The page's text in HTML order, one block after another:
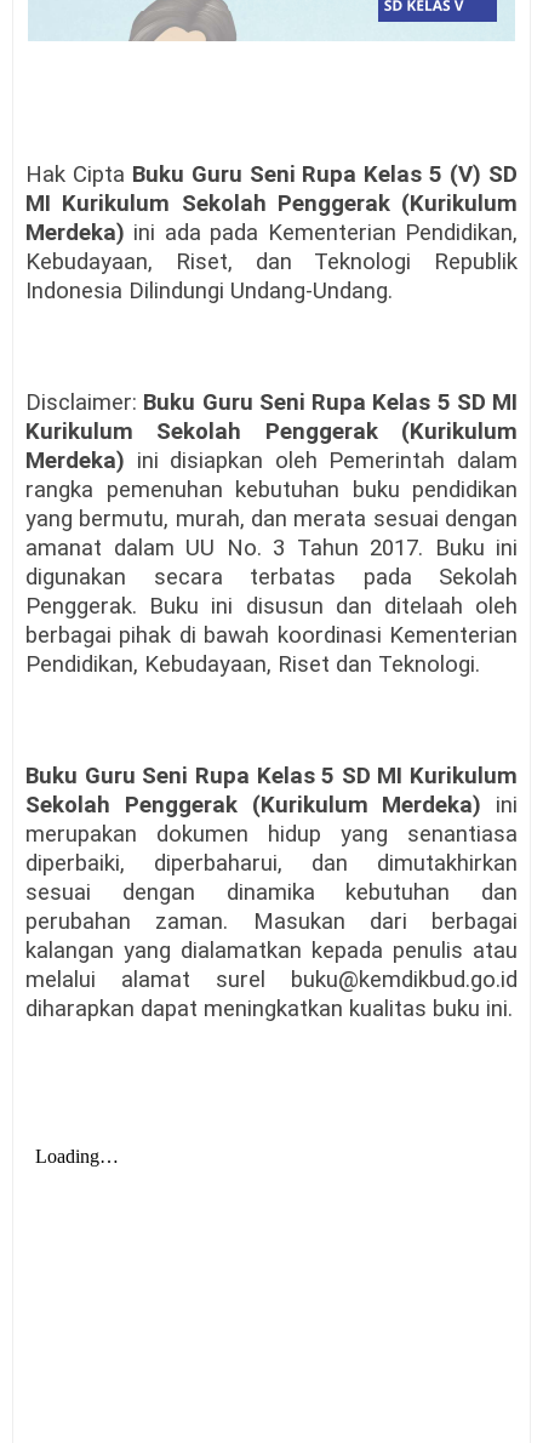
Hak Cipta Buku Guru Seni Rupa Kelas 5 (V) SD
MI Kurikulum Sekolah Penggerak (Kurikulum
Merdeka) ini ada pada Kementerian Pendidikan,
Kebudayaan, Riset, dan Teknologi Republik
Indonesia Dilindungi Undang-Undang.
Disclaimer: Buku Guru Seni Rupa Kelas 5 SD MI
Kurikulum Sekolah Penggerak (Kurikulum
Merdeka) ini disiapkan oleh Pemerintah dalam
rangka pemenuhan kebutuhan buku pendidikan
yang bermutu, murah, dan merata sesuai dengan
amanat dalam UU No. 3 Tahun 2017. Buku ini
digunakan secara terbatas pada Sekolah
Penggerak. Buku ini disusun dan ditelaah oleh
berbagai pihak di bawah koordinasi Kementerian
Pendidikan, Kebudayaan, Riset dan Teknologi.
Buku Guru Seni Rupa Kelas 5 SD MI Kurikulum
Sekolah Penggerak (Kurikulum Merdeka) ini
merupakan dokumen hidup yang senantiasa
diperbaiki, diperbaharui, dan dimutakhirkan
sesuai dengan dinamika kebutuhan dan
perubahan zaman. Masukan dari berbagai
kalangan yang dialamatkan kepada penulis atau
melalui alamat surel buku@kemdikbud.go.id
diharapkan dapat meningkatkan kualitas buku ini.